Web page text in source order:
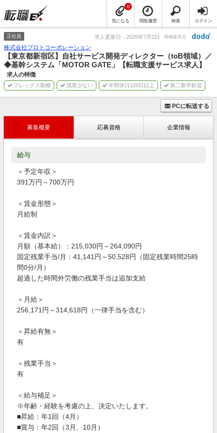
気になる
0
閲覧履歴 検索 ログイン
正社員 求人更新日：2026年7月2日 情報提供元
株式会社プロトコーポレーション
【東京都新宿区】自社サービス開発ディレクター（toB領域）／
◆基幹システム「MOTOR GATE」【転職支援サービス求人】
求人の特徴
フレックス勤務 残業少ない 年間休日120日以上 第二新卒歓迎
PCに転送する
募集概要 応募資格 企業情報
給与
＜予定年収＞
391万円～700万円
＜賃金形態＞
月給制
＜賃金内訳＞
月額（基本給）：215,030円～264,090円
固定残業手当/月：41,141円～50,528円（固定残業時間25時
間0分/月）
超過した時間外労働の残業手当は追加支給
＜月給＞
256,171円～314,618円（一律手当を含む）
＜昇給有無＞
有
＜残業手当＞
有
＜給与補足＞
※年齢・経験を考慮の上、決定いたします。
■昇給：年1回（4月）
■賞与：年2回（3月、10月）